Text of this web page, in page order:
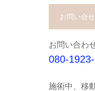
お問い合せ
お問い合わ
080-
施術中、移